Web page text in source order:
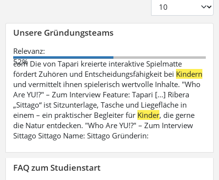
Unsere Gründungsteams
Relevanz:
52%
com Die von Tapari kreierte interaktive Spielmatte
fördert Zuhören und Entscheidungsfähigkeit bei Kindern
und vermittelt ihnen spielerisch wertvolle Inhalte. "Who
Are YU!?" – Zum Interview Feature: Tapari [...] Ribera
„Sittago“ ist Sitzunterlage, Tasche und Liegefläche in
einem – ein praktischer Begleiter für Kinder, die gerne
die Natur entdecken. "Who Are YU!?" – Zum Interview
Sittago Sittago Name: Sittago Gründerin:
FAQ zum Studienstart